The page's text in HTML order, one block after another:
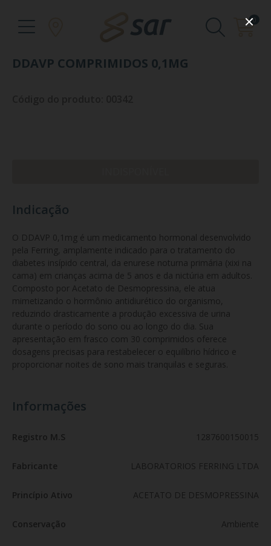
0
DDAVP COMPRIMIDOS 0,1MG
Indicação
O DDAVP 0,1mg é um medicamento hormonal desenvolvido
pela Ferring, amplamente indicado para o tratamento do
diabetes insípido central, da enurese noturna primária (xixi na
cama) em crianças acima de 5 anos e da nictúria em adultos.
Composto por Acetato de Desmopressina, ele atua
mimetizando o hormônio antidiurético do organismo,
reduzindo drasticamente a produção excessiva de urina
durante o período do sono ou ao longo do dia. Sua
apresentação em frasco com 30 comprimidos oferece
dosagens precisas para restabelecer o equilíbrio hídrico e
proporcionar noites de sono mais tranquilas e seguras.
Informações
Registro M.S 1287600150015
Fabricante LABORATORIOS FERRING LTDA
Princípio Ativo ACETATO DE DESMOPRESSINA
Conservação Ambiente